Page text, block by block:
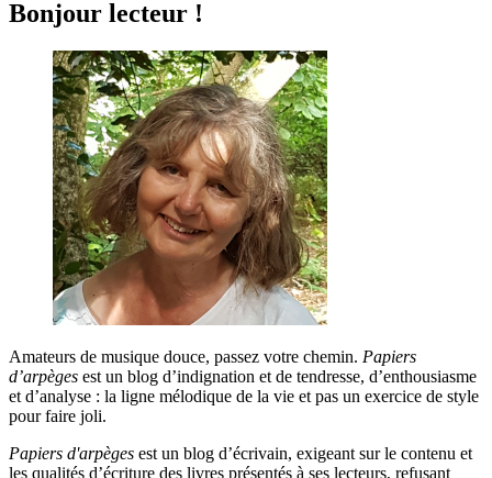
Bonjour lecteur !
Amateurs de musique douce, passez votre chemin. Papiers
d’arpèges est un blog d’indignation et de tendresse, d’enthousiasme
et d’analyse : la ligne mélodique de la vie et pas un exercice de style
pour faire joli.
Papiers d'arpèges est un blog d’écrivain, exigeant sur le contenu et
les qualités d’écriture des livres présentés à ses lecteurs, refusant